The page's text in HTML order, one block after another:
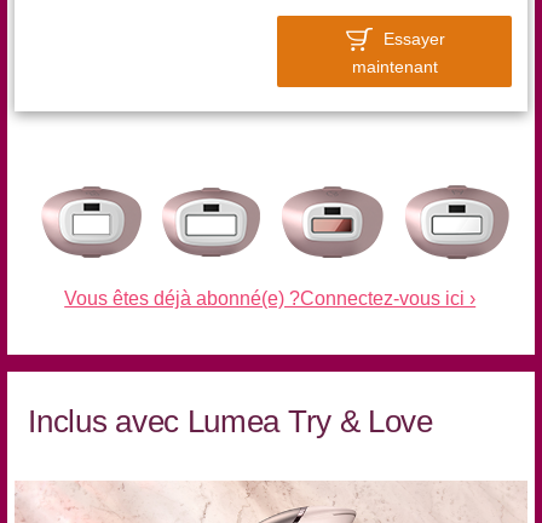
Essayer
maintenant
Vous êtes déjà abonné(e) ?Connectez-vous ici ›
Inclus avec Lumea Try & Love